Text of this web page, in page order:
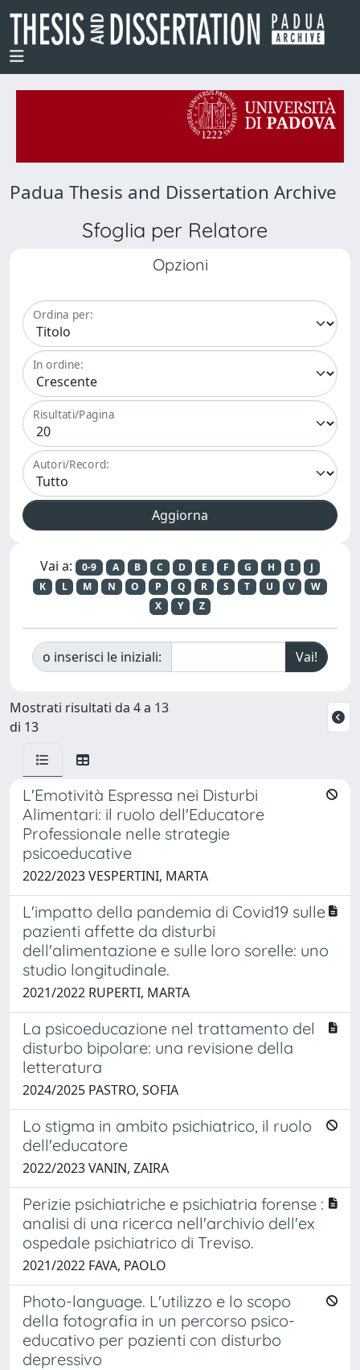
Padua Thesis and Dissertation Archive
Sfoglia per Relatore
Opzioni
Ordina per:
In ordine:
Risultati/Pagina
Autori/Record:
Vai a: 0-9 A B C D E F G H I
J
K
L M N O P Q R S T U V
W
X
Y Z
o inserisci le iniziali:
Mostrati risultati da 4 a 13
di 13
L'Emotività Espressa nei Disturbi
Alimentari: il ruolo dell'Educatore
Professionale nelle strategie
psicoeducative
2022/2023 VESPERTINI, MARTA
L'impatto della pandemia di Covid19 sulle
pazienti affette da disturbi
dell'alimentazione e sulle loro sorelle: uno
studio longitudinale.
2021/2022 RUPERTI, MARTA
La psicoeducazione nel trattamento del
disturbo bipolare: una revisione della
letteratura
2024/2025 PASTRO, SOFIA
Lo stigma in ambito psichiatrico, il ruolo
dell'educatore
2022/2023 VANIN, ZAIRA
Perizie psichiatriche e psichiatria forense :
analisi di una ricerca nell'archivio dell'ex
ospedale psichiatrico di Treviso.
2021/2022 FAVA, PAOLO
Photo-language. L'utilizzo e lo scopo
della fotografia in un percorso psico-
educativo per pazienti con disturbo
depressivo